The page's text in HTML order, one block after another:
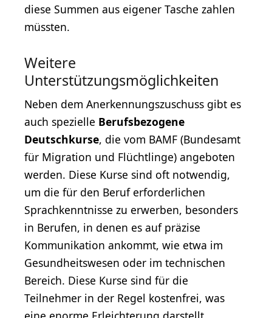
diese Summen aus eigener Tasche zahlen
müssten.
Weitere
Unterstützungsmöglichkeiten
Neben dem Anerkennungszuschuss gibt es
auch spezielle Berufsbezogene
Deutschkurse, die vom BAMF (Bundesamt
für Migration und Flüchtlinge) angeboten
werden. Diese Kurse sind oft notwendig,
um die für den Beruf erforderlichen
Sprachkenntnisse zu erwerben, besonders
in Berufen, in denen es auf präzise
Kommunikation ankommt, wie etwa im
Gesundheitswesen oder im technischen
Bereich. Diese Kurse sind für die
Teilnehmer in der Regel kostenfrei, was